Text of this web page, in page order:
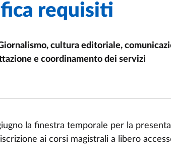
requisiti
cultura editoriale,
e coordinamento dei servizi
la finestra temporale per la
ai corsi magistrali a libero